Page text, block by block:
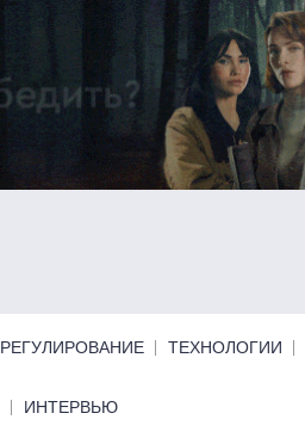
РЕГУЛИРОВАНИЕ ТЕХНОЛОГИИ
ИНТЕРВЬЮ